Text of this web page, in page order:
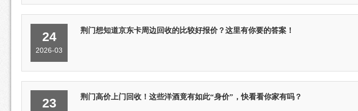
24
2026-03
荆门想知道京东卡周边回收的比较好报价？这里有你要的答案！
23 荆门高价上门回收！这些洋酒竟有如此“身价”，快看看你家有吗？